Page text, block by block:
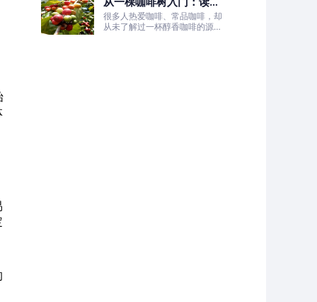
咖啡的生长、照料与采收
全过程
很多人热爱咖啡、常品咖啡，却
从未了解过一杯醇香咖啡的源头